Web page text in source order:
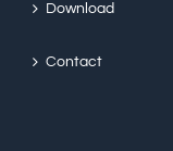
Download
Contact